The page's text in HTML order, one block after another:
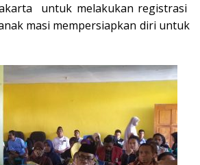
untuk melakukan registrasi
masi mempersiapkan diri untuk